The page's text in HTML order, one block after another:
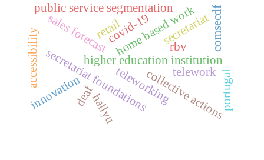
teleworking
home based work
higher education institution
secretariat
secretariat foundations
innovation
public service segmentation
collective actions
comsecdf
covid-19
retail
hallyu
deaf
accessibility rbv
telework portugal
sales forecast